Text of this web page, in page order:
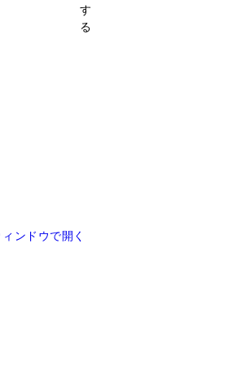
す
る
ンドウで開く